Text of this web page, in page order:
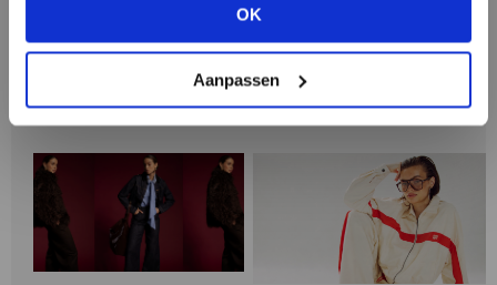
OK
Aanpassen
NOG GEEN ACCOUNT?
Lofty Manner